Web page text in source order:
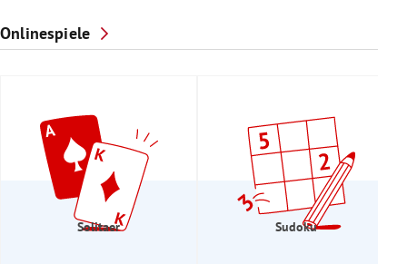
Onlinespiele
Solitaer Sudoku